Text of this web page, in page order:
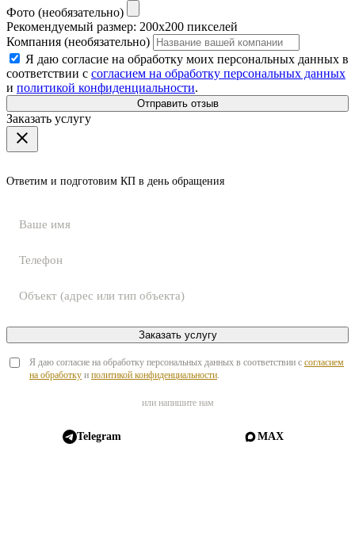
Фото (необязательно)
Рекомендуемый размер: 200x200 пикселей
Компания (необязательно)
Я даю согласие на обработку моих персональных данных в
соответствии с согласием на обработку персональных данных
и политикой конфиденциальности.
Отправить отзыв
Заказать услугу
Ответим и подготовим КП в день обращения
Заказать услугу
Я даю согласие на обработку персональных данных в соответствии с согласием
на обработку и политикой конфиденциальности
или напишите нам
Telegram MAX